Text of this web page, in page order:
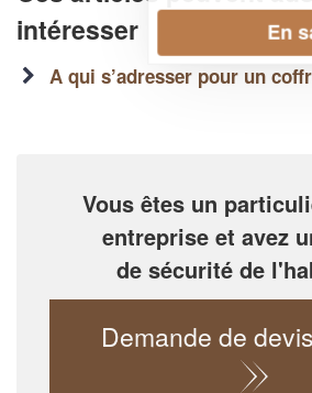
intéresser
A qui s’adresser pour un
Vous êtes un
entreprise et avez
de sécurité de
Demande de
En